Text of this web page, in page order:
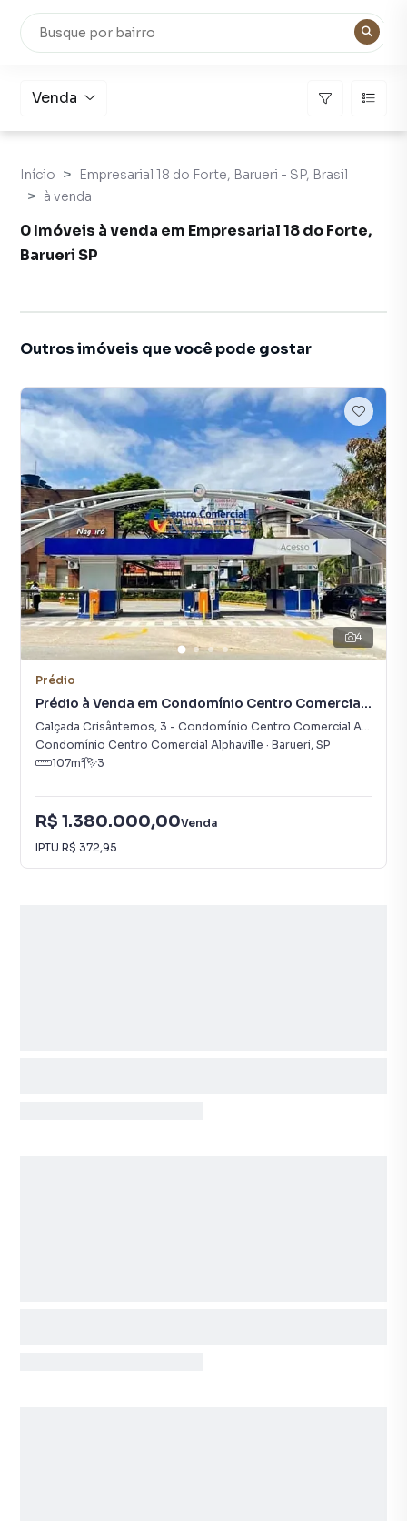
Venda
Início
Empresarial 18 do Forte, Barueri - SP, Brasil
à venda
0 Imóveis à venda em Empresarial 18 do Forte,
Barueri SP
Outros imóveis que você pode gostar
4
Prédio
Prédio à Venda em Condomínio Centro Comercial
Alphaville
Calçada Crisântemos, 3 - Condomínio Centro Comercial Alphaville
Condomínio Centro Comercial Alphaville · Barueri, SP
107m² 3
R$ 1.380.000,00Venda
IPTU R$ 372,95